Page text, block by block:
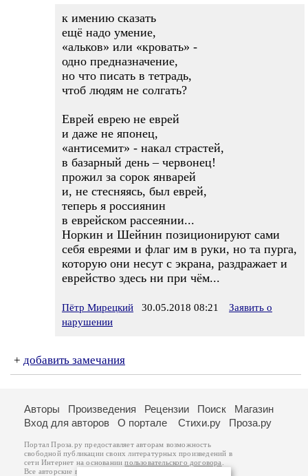
к имению сказать
ещё надо умение,
«альков» или «кровать» -
одно предназначение,
но что писать в тетрадь,
чтоб людям не солгать?
Еврей еврею не еврей
и даже не японец,
«антисемит» - накал страстей,
в базарный день – червонец!
прожил за сорок январей
и, не стесняясь, был еврей,
теперь я россиянин
в еврейском рассеянии...
Норкин и Шейнин позиционируют сами
себя евреями и флаг им в руки, но та пурга,
которую они несут с экрана, раздражает и
еврейство здесь ни при чём...
Пётр Мирецкий 30.05.2018 08:21
Заявить о
нарушении
+ добавить замечания
Авторы Произведения Рецензии Поиск
Магазин
Вход для авторов
О портале Стихи.ру Проза.ру
Портал Проза.ру предоставляет авторам возможность
свободной публикации своих литературных произведений в
сети Интернет на основаниипользовательского договора
Все авторские права на произведения принадлежат авторам